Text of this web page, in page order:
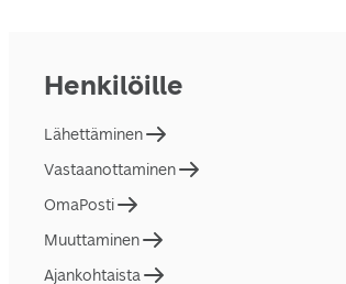
Henkilöille
Lähettäminen
Vastaanottaminen
OmaPosti
Muuttaminen
Ajankohtaista